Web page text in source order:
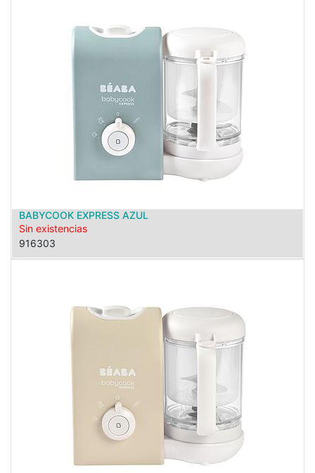
BABYCOOK EXPRESS AZUL
Sin existencias
916303